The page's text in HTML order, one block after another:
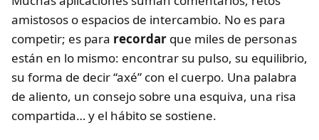
amistosos o espacios de intercambio. No es para
competir; es para recordar que miles de personas
están en lo mismo: encontrar su pulso, su equilibrio,
su forma de decir “axé” con el cuerpo. Una palabra
de aliento, un consejo sobre una esquiva, una risa
compartida… y el hábito se sostiene.